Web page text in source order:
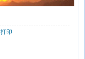
打印